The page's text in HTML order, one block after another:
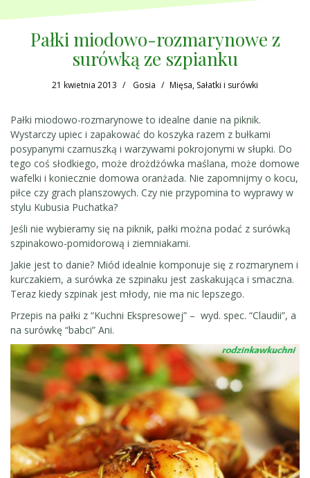
Pałki miodowo-rozmarynowe z
surówką ze szpianku
21 kwietnia 2013 Gosia Mięsa, Sałatki i surówki
Pałki miodowo-rozmarynowe to idealne danie na piknik.
Wystarczy upiec i zapakować do koszyka razem z bułkami
posypanymi czarnuszką i warzywami pokrojonymi w słupki. Do
tego coś słodkiego, może drożdżówka maślana, może domowe
wafelki i koniecznie domowa oranżada. Nie zapomnijmy o kocu,
piłce czy grach planszowych. Czy nie przypomina to wyprawy w
stylu Kubusia Puchatka?
Jeśli nie wybieramy się na piknik, pałki można podać z surówką
szpinakowo-pomidorową i ziemniakami.
Jakie jest to danie? Miód idealnie komponuje się z rozmarynem i
kurczakiem, a surówka ze szpinaku jest zaskakująca i smaczna.
Teraz kiedy szpinak jest młody, nie ma nic lepszego.
Przepis na pałki z “Kuchni Ekspresowej” – wyd. spec. “Claudii”, a
na surówkę “babci” Ani.